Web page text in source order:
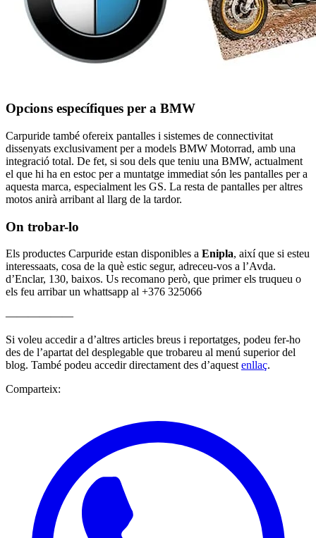
Opcions específiques per a BMW
Carpuride també ofereix pantalles i sistemes de connectivitat
dissenyats exclusivament per a models BMW Motorrad, amb una
integració total. De fet, si sou dels que teniu una BMW, actualment
el que hi ha en estoc per a muntatge immediat són les pantalles per a
aquesta marca, especialment les GS. La resta de pantalles per altres
motos anirà arribant al llarg de la tardor.
On trobar-lo
Els productes Carpuride estan disponibles a Enipla, així que si esteu
interessaats, cosa de la què estic segur, adreceu-vos a l’Avda.
d’Enclar, 130, baixos. Us recomano però, que primer els truqueu o
els feu arribar un whattsapp al +376 325066
——————
Si voleu accedir a d’altres articles breus i reportatges, podeu fer-ho
des de l’apartat del desplegable que trobareu al menú superior del
blog. També podeu accedir directament des d’aquest enllaç.
Comparteix: